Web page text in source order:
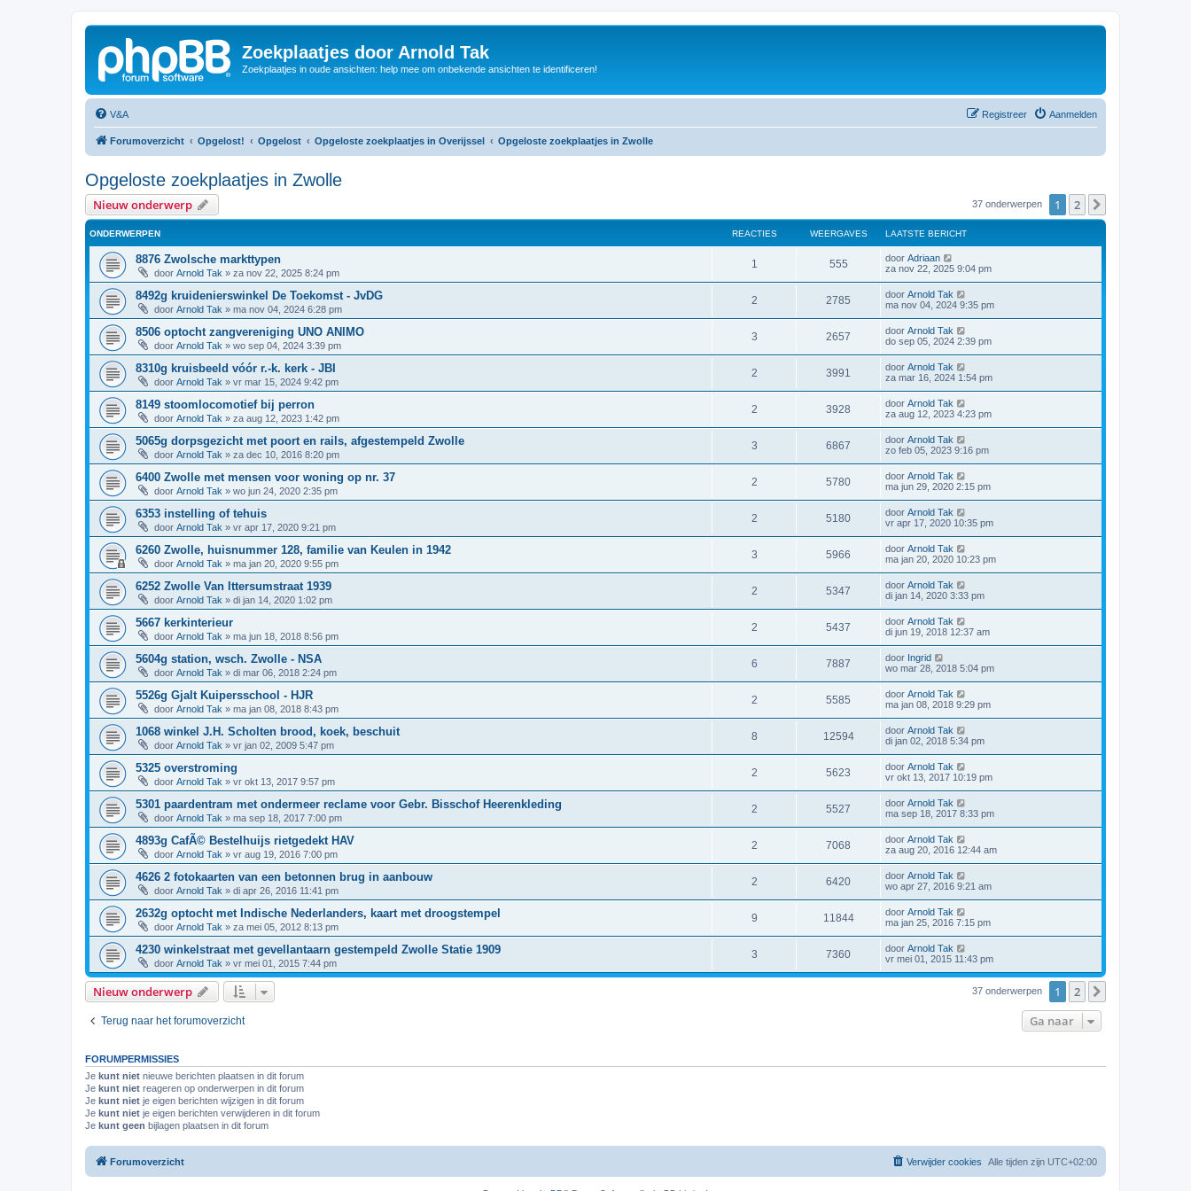
Zoekplaatjes door Arnold Tak
Zoekplaatjes in oude ansichten: help mee om onbekende ansichten te identificeren!
V&A Aanmelden
Registreer
Forumoverzicht Opgelost! Opgelost Opgeloste zoekplaatjes in Overijssel Opgeloste zoekplaatjes in Zwolle
Opgeloste zoekplaatjes in Zwolle
Nieuw onderwerp 37 onderwerpen 1 2
ONDERWERPEN REACTIES WEERGAVES LAATSTE BERICHT
8876 Zwolsche markttypen
door Arnold Tak » za nov 22, 2025 8:24 pm
1 555 door Adriaan
za nov 22, 2025 9:04 pm
8492g kruidenierswinkel De Toekomst - JvDG
door Arnold Tak » ma nov 04, 2024 6:28 pm
2 2785 door Arnold Tak
ma nov 04, 2024 9:35 pm
8506 optocht zangvereniging UNO ANIMO
door Arnold Tak » wo sep 04, 2024 3:39 pm
3 2657 door Arnold Tak
do sep 05, 2024 2:39 pm
8310g kruisbeeld vóór r.-k. kerk - JBI
door Arnold Tak » vr mar 15, 2024 9:42 pm
2 3991 door Arnold Tak
za mar 16, 2024 1:54 pm
8149 stoomlocomotief bij perron
door Arnold Tak » za aug 12, 2023 1:42 pm
2 3928 door Arnold Tak
za aug 12, 2023 4:23 pm
5065g dorpsgezicht met poort en rails, afgestempeld Zwolle
door Arnold Tak » za dec 10, 2016 8:20 pm
3 6867 door Arnold Tak
zo feb 05, 2023 9:16 pm
6400 Zwolle met mensen voor woning op nr. 37
door Arnold Tak » wo jun 24, 2020 2:35 pm
2 5780 door Arnold Tak
ma jun 29, 2020 2:15 pm
6353 instelling of tehuis
door Arnold Tak » vr apr 17, 2020 9:21 pm
2 5180 door Arnold Tak
vr apr 17, 2020 10:35 pm
6260 Zwolle, huisnummer 128, familie van Keulen in 1942
door Arnold Tak » ma jan 20, 2020 9:55 pm
3 5966 door Arnold Tak
ma jan 20, 2020 10:23 pm
6252 Zwolle Van Ittersumstraat 1939
door Arnold Tak » di jan 14, 2020 1:02 pm
2 5347 door Arnold Tak
di jan 14, 2020 3:33 pm
5667 kerkinterieur
door Arnold Tak » ma jun 18, 2018 8:56 pm
2 5437 door Arnold Tak
di jun 19, 2018 12:37 am
5604g station, wsch. Zwolle - NSA
door Arnold Tak » di mar 06, 2018 2:24 pm
6 7887 door Ingrid
wo mar 28, 2018 5:04 pm
5526g Gjalt Kuipersschool - HJR
door Arnold Tak » ma jan 08, 2018 8:43 pm
2 5585 door Arnold Tak
ma jan 08, 2018 9:29 pm
1068 winkel J.H. Scholten brood, koek, beschuit
door Arnold Tak » vr jan 02, 2009 5:47 pm
8 12594 door Arnold Tak
di jan 02, 2018 5:34 pm
5325 overstroming
door Arnold Tak » vr okt 13, 2017 9:57 pm
2 5623 door Arnold Tak
vr okt 13, 2017 10:19 pm
5301 paardentram met ondermeer reclame voor Gebr. Bisschof Heerenkleding
door Arnold Tak » ma sep 18, 2017 7:00 pm
2 5527 door Arnold Tak
ma sep 18, 2017 8:33 pm
4893g CafÃ© Bestelhuijs rietgedekt HAV
door Arnold Tak » vr aug 19, 2016 7:00 pm
2 7068 door Arnold Tak
za aug 20, 2016 12:44 am
4626 2 fotokaarten van een betonnen brug in aanbouw
door Arnold Tak » di apr 26, 2016 11:41 pm
2 6420 door Arnold Tak
wo apr 27, 2016 9:21 am
2632g optocht met Indische Nederlanders, kaart met droogstempel
door Arnold Tak » za mei 05, 2012 8:13 pm
9 11844 door Arnold Tak
ma jan 25, 2016 7:15 pm
4230 winkelstraat met gevellantaarn gestempeld Zwolle Statie 1909
door Arnold Tak » vr mei 01, 2015 7:44 pm
3 7360 door Arnold Tak
vr mei 01, 2015 11:43 pm
Nieuw onderwerp 37 onderwerpen 1 2
Terug naar het forumoverzicht Ga naar
FORUMPERMISSIES
Je kunt niet nieuwe berichten plaatsen in dit forum
Je kunt niet reageren op onderwerpen in dit forum
Je kunt niet je eigen berichten wijzigen in dit forum
Je kunt niet je eigen berichten verwijderen in dit forum
Je kunt geen bijlagen plaatsen in dit forum
Forumoverzicht Alle tijden zijn UTC+02:00
Verwijder cookies